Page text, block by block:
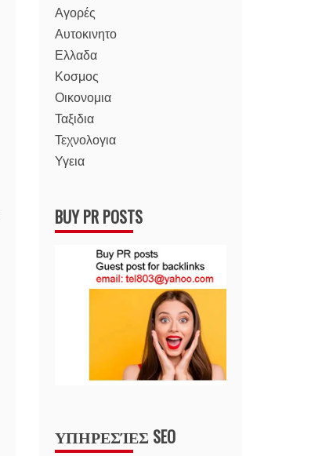
Αγορές
Αυτοκινητο
Ελλαδα
Κοσμος
Οικονομια
Ταξιδια
Τεχνολογια
Υγεια
BUY PR POSTS
ΥΠΗΡΕΣΊΕΣ SEO